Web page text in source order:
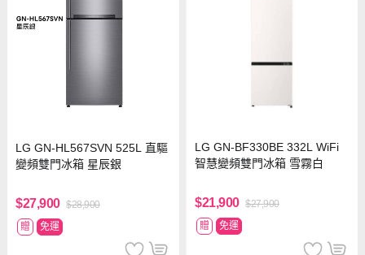
LG GN-HL567SVN 525L 直驅
變頻雙門冰箱 星辰銀
$27,900 $28,900
贈
免運
LG GN-BF330BE 332L WiFi
智慧變頻雙門冰箱 雪霧白
$21,900 $27,900
贈
免運